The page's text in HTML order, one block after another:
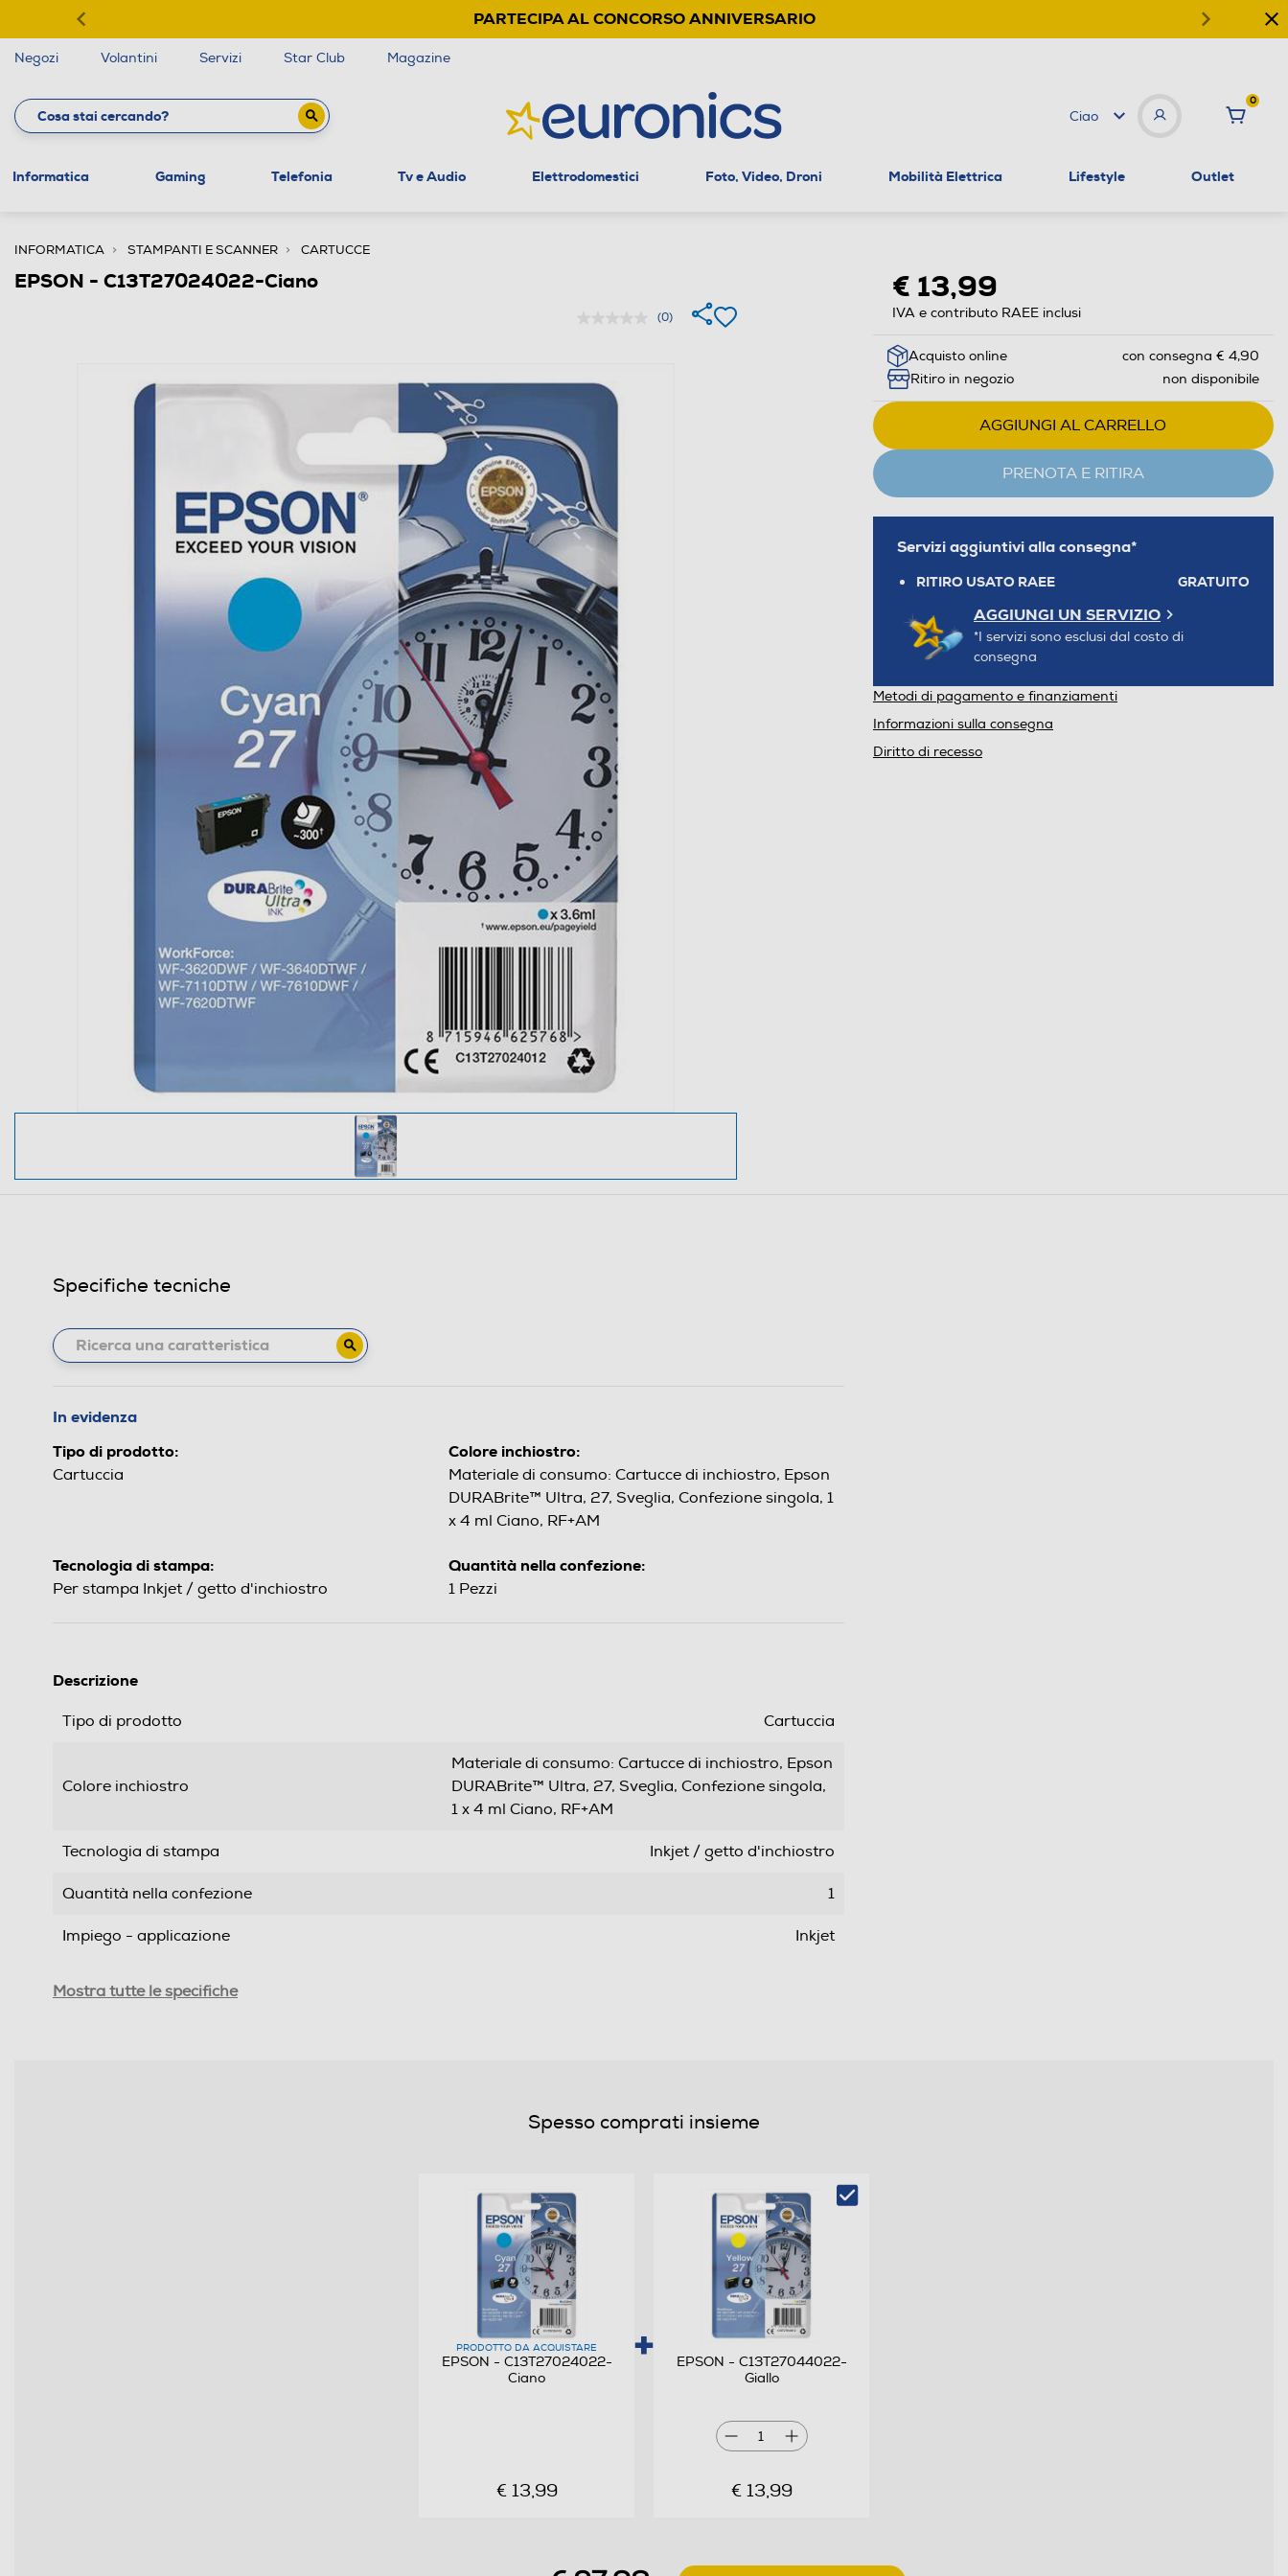
PARTECIPA AL CONCORSO ANNIVERSARIO
Negozi Volantini Servizi Star Club Magazine
Ciao
0
Informatica Gaming Telefonia Tv e Audio Elettrodomestici Foto, Video, Droni Mobilità Elettrica Lifestyle Outlet
INFORMATICA STAMPANTI E SCANNER CARTUCCE
EPSON - C13T27024022-Ciano
(0)
€ 13,99
IVA e contributo RAEE inclusi
Acquisto online
con consegna € 4,90
Ritiro in negozio
non disponibile
AGGIUNGI AL CARRELLO
PRENOTA E RITIRA
Servizi aggiuntivi alla consegna*
RITIRO USATO RAEE GRATUITO
AGGIUNGI UN SERVIZIO
*I servizi sono esclusi dal costo di
consegna
Metodi di pagamento e finanziamenti
Informazioni sulla consegna
Diritto di recesso
Specifiche tecniche
In evidenza
Tipo di prodotto:
Cartuccia
Colore inchiostro:
Materiale di consumo: Cartucce di inchiostro, Epson
DURABrite™ Ultra, 27, Sveglia, Confezione singola, 1
x 4 ml Ciano, RF+AM
Tecnologia di stampa:
Per stampa Inkjet / getto d'inchiostro
Quantità nella confezione:
1 Pezzi
Descrizione
Tipo di prodotto Cartuccia
Colore inchiostro
Materiale di consumo: Cartucce di inchiostro, Epson
DURABrite™ Ultra, 27, Sveglia, Confezione singola,
1 x 4 ml Ciano, RF+AM
Tecnologia di stampa Inkjet / getto d'inchiostro
Quantità nella confezione 1
Impiego - applicazione Inkjet
Dimensioni - Peso
WorkForce WF-3620DWF, WorkForce WF-
- Serie 27 Sveglia - Capacità totale serbatoio: 4 ml
- Confezione blister RS (con dispositivo
antitaccheggio AM+RF)
Mostra tutte le specifiche
Spesso comprati insieme
PRODOTTO DA ACQUISTARE
EPSON - C13T27024022-
Ciano
€ 13,99
EPSON - C13T27044022-
Giallo
1
€ 13,99